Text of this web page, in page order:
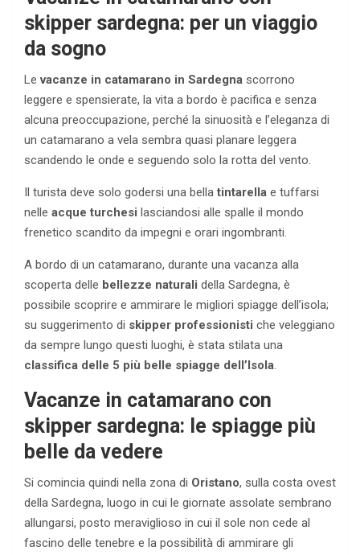
skipper sardegna: per un viaggio
da sogno
Levacanze in catamarano in Sardegna scorrono
leggere e spensierate, la vita a bordo è pacifica e senza
alcuna preoccupazione, perché la sinuosità e l’eleganza di
un catamarano a vela sembra quasi planare leggera
scandendo le onde e seguendo solo la rotta del vento.
Il turista deve solo godersi una bellatintarella e tuffarsi
nelle acque turchesi lasciandosi alle spalle il mondo
frenetico scandito da impegni e orari ingombranti.
A bordo di un catamarano, durante una vacanza alla
scoperta delle bellezze naturali della Sardegna, è
possibile scoprire e ammirare le migliori spiagge dell’isola;
su suggerimento di skipper professionisti che veleggiano
da sempre lungo questi luoghi, è stata stilata una
classifica delle 5 più belle spiagge dell’Isola.
Vacanze in catamarano con
skipper sardegna: le spiagge più
belle da vedere
Si comincia quindi nella zona di Oristano, sulla costa ovest
della Sardegna, luogo in cui le giornate assolate sembrano
allungarsi, posto meraviglioso in cui il sole non cede al
fascino delle tenebre e la possibilità di ammirare gli